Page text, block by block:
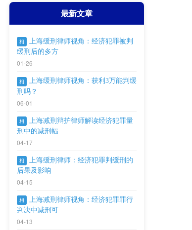
最新文章
相
上海缓刑律师视角：经济犯罪被判
缓刑后的多方
01-26
相
上海缓刑律师视角：获利3万能判缓
刑吗？
06-01
相
上海减刑辩护律师解读经济犯罪量
刑中的减刑幅
04-17
相
上海缓刑律师：经济犯罪判缓刑的
后果及影响
04-15
相
上海减刑律师视角：经济犯罪罪行
判决中减刑可
04-13